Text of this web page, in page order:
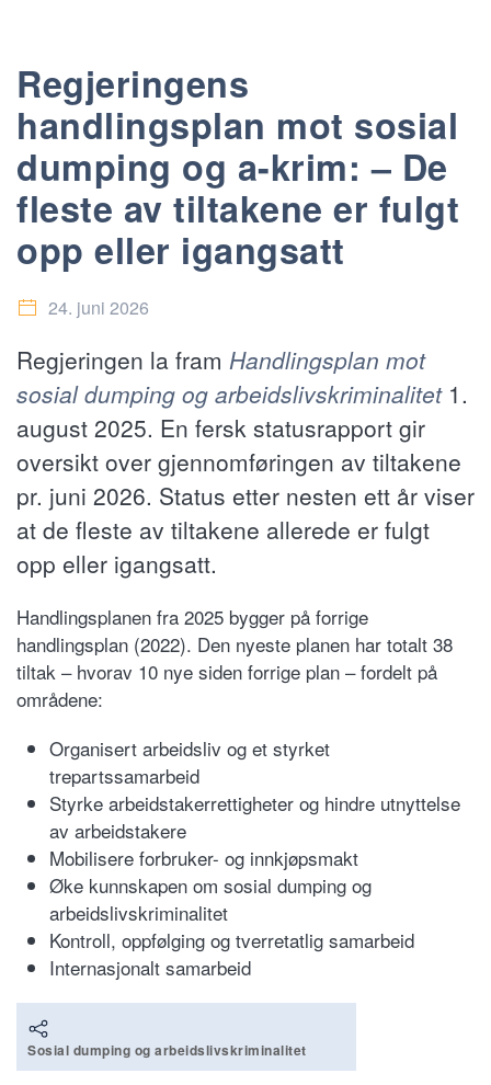
Regjeringens
handlingsplan mot sosial
dumping og a-krim: – De
fleste av tiltakene er fulgt
opp eller igangsatt
24. juni 2026
Regjeringen la fram Handlingsplan mot
sosial dumping og arbeidslivskriminalitet1.
august 2025. En fersk statusrapport gir
oversikt over gjennomføringen av tiltakene
pr. juni 2026. Status etter nesten ett år viser
at de fleste av tiltakene allerede er fulgt
opp eller igangsatt.
Handlingsplanen fra 2025 bygger på forrige
handlingsplan (2022). Den nyeste planen har totalt 38
tiltak – hvorav 10 nye siden forrige plan – fordelt på
områdene:
Organisert arbeidsliv og et styrket
trepartssamarbeid
Styrke arbeidstakerrettigheter og hindre utnyttelse
av arbeidstakere
Mobilisere forbruker- og innkjøpsmakt
Øke kunnskapen om sosial dumping og
arbeidslivskriminalitet
Kontroll, oppfølging og tverretatlig samarbeid
Internasjonalt samarbeid
Sosial dumping og arbeidslivskriminalitet